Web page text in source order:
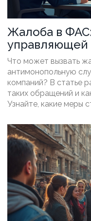
Жалоба в
управляющей
Что может вызвать
антимонопольную
компаний? В статье
таких обращений и
Узнайте, какие меры
могут помочь
разбираем действия,
минимизировать